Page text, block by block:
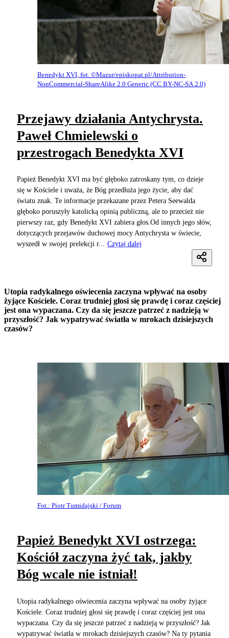
Benedykt XVI, fot. ©Mazur/episkopat.pl/Attribution-
NonCommercial-ShareAlike 2.0 Generic (CC BY-NC-SA 2.0)
Przejawy działania Antychrysta.
Paweł Chmielewski o
przestrogach Benedykta XVI
Papież Benedykt XVI ma być głęboko zatroskany tym, co dzieje
się w Kościele i uważa, że Bóg przedłuża jego życie, aby dać
światu znak. Te informacje przekazane przez Petera Seewalda
głęboko poruszyły katolicką opinią publiczną, ale to przecież nie
pierwszy raz, gdy Benedykt XVI zabiera głos.Od innych jego słów,
dotyczących przejawów duchowej mocy Antychrysta w świecie,
wyszedł w swojej prelekcji r... Czytaj dalej
Utopia radykalnego oświecenia zaczyna wpływać na osoby
żyjące Kościele. Coraz trudniej głosi się prawdę i coraz częściej
jest ona wypaczana. Czy da się jeszcze patrzeć z nadzieją w
przyszłość? Jak wypatrywać światła w mrokach dzisiejszych
czasów?
Fot.: Piotr Tumidajski / Forum
Papież Benedykt XVI ostrzega:
Kościół zaczyna żyć tak, jakby
Bóg wcale nie istniał!
Utopia radykalnego oświecenia zaczyna wpływać na osoby żyjące
Kościele. Coraz trudniej głosi się prawdę i coraz częściej jest ona
wypaczana. Czy da się jeszcze patrzeć z nadzieją w przyszłość? Jak
wypatrywać światła w mrokach dzisiejszych czasów? Na ty pytania